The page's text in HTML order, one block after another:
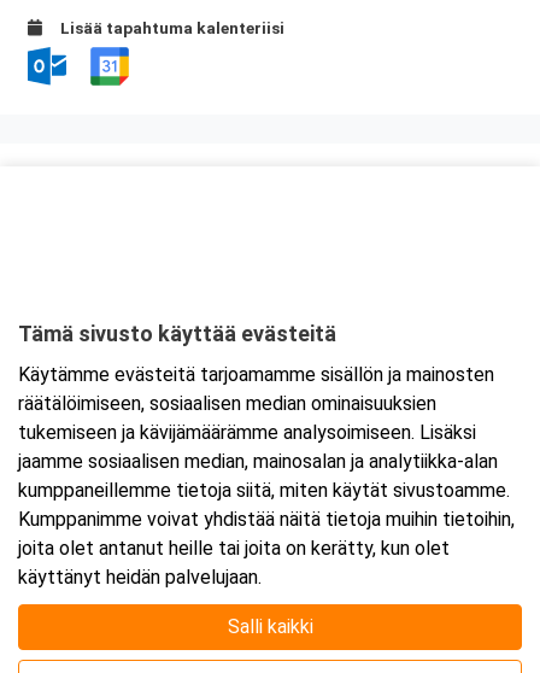
Lisää tapahtuma kalenteriisi
Tarkempi kartta ja ajo-ohjeet
Tämä sivusto käyttää evästeitä
Käytämme evästeitä tarjoamamme sisällön ja mainosten
räätälöimiseen, sosiaalisen median ominaisuuksien
tukemiseen ja kävijämäärämme analysoimiseen. Lisäksi
jaamme sosiaalisen median, mainosalan ja analytiikka-alan
kumppaneillemme tietoja siitä, miten käytät sivustoamme.
Kumppanimme voivat yhdistää näitä tietoja muihin tietoihin,
joita olet antanut heille tai joita on kerätty, kun olet
käyttänyt heidän palvelujaan.
Salli kaikki